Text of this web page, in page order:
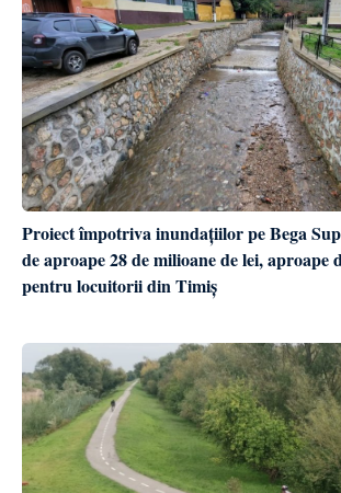
Proiect împotriva inundațiilor pe Bega
de aproape 28 de milioane de lei, aproape
pentru locuitorii din Timiș